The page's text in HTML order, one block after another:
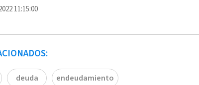
11:15:00
deuda endeudamiento